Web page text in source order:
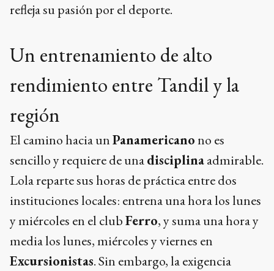
refleja su pasión por el deporte.
Un entrenamiento de alto
rendimiento entre Tandil y la
región
El camino hacia unPanamericanono es
sencillo y requiere de unadisciplinaadmirable.
Lola reparte sus horas de práctica entre dos
instituciones locales: entrena una hora los lunes
y miércoles en el clubFerro, y suma una hora y
media los lunes, miércoles y viernes en
Excursionistas. Sin embargo, la exigencia